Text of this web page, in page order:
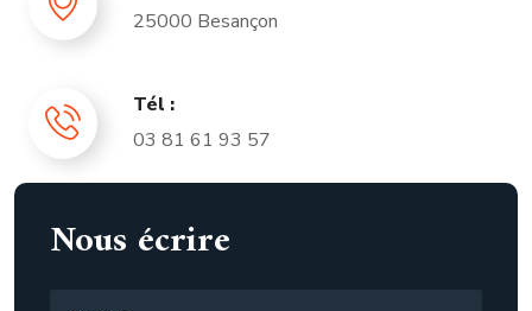
25000 Besançon
Tél :
03 81 61 93 57
Nous écrire